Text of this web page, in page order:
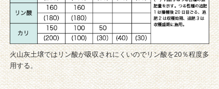
火山灰土壌ではリン酸が吸収されにくいのでリン酸を20％程度多
用する。